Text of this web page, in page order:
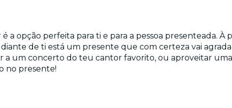
a opção perfeita para ti e para a pessoa presenteada.
diante de ti está um presente que com certeza vai
a um concerto do teu cantor favorito, ou aproveitar
no presente!